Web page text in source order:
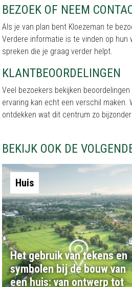
BEZOEK OF NEEM
Als je van plan bent Kloezeman te
Verdere informatie is te vinden op hun
spreken die je graag verder helpt.
KLANTBEOORDELINGEN
Veel bezoekers bekijken
ervaring kan echt een verschil maken.
ontdekken wat dit centrum zo bijzonder
BEKIJK OOK DE
Huis
Het gebruik van tekens en
symbolen bij de bouw van
een huis: van ontwerp tot